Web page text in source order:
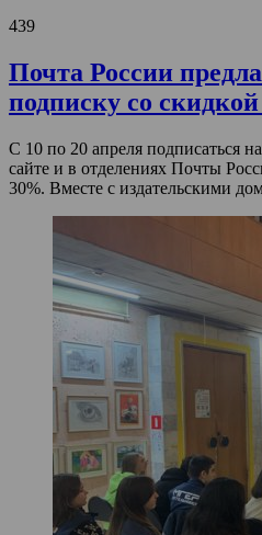
439
Почта России
подписку со
С 10 по 20 апреля подписаться
сайте и в отделениях Почты
30%. Вместе с издательскими